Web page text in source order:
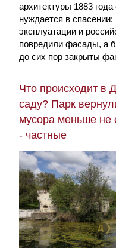
архитектуры 1883 года
нуждается в спасении:
эксплуатации и
повредили фасады, а
до сих пор закрыты
Что происходит в
саду? Парк
мусора меньше не
- частные